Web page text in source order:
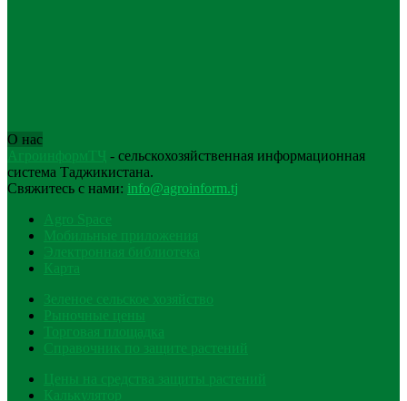
О нас
АгроинформТҶ - сельскохозяйственная информационная
система Таджикистана.
Свяжитесь с нами: info@agroinform.tj
Agro Space
Мобильные приложения
Электронная библиотека
Карта
Зеленое сельское хозяйство
Рыночные цены
Торговая площадка
Справочник по защите растений
Цены на средства защиты растений
Калькулятор